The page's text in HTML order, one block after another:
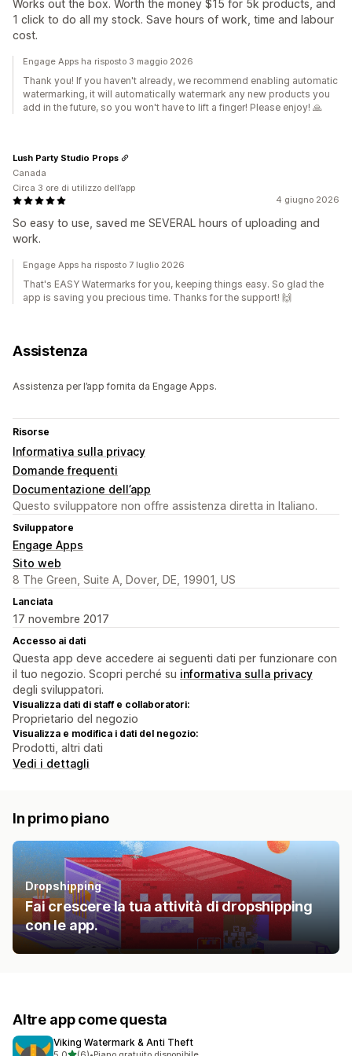
Works out the box. Worth the money $15 for 5k products, and
1 click to do all my stock. Save hours of work, time and labour
cost.
Engage Apps ha risposto 3 maggio 2026
Thank you! If you haven't already, we recommend enabling automatic
watermarking, it will automatically watermark any new products you
add in the future, so you won't have to lift a finger! Please enjoy! 🙏
4 giugno 2026
So easy to use, saved me SEVERAL hours of uploading and
work.
Lush Party Studio Props
Canada
Circa 3 ore di utilizzo dell’app
Engage Apps ha risposto 7 luglio 2026
That's EASY Watermarks for you, keeping things easy. So glad the
app is saving you precious time. Thanks for the support! 🙌
Assistenza
Assistenza per l’app fornita da Engage Apps.
Risorse
Informativa sulla privacy
Domande frequenti
Documentazione dell’app
Questo sviluppatore non offre assistenza diretta in Italiano.
Sviluppatore
Engage Apps
Sito web
8 The Green, Suite A, Dover, DE, 19901, US
Lanciata
17 novembre 2017
Accesso ai dati
Questa app deve accedere ai seguenti dati per funzionare con
il tuo negozio. Scopri perché su informativa sulla privacy
degli sviluppatori.
Visualizza dati di staff e collaboratori:
Proprietario del negozio
Visualizza e modifica i dati del negozio:
Prodotti, altri dati
Vedi i dettagli
In primo piano
Dropshipping
Fai crescere la tua attività di dropshipping
con le app.
Altre app come questa
Viking Watermark & Anti Theft